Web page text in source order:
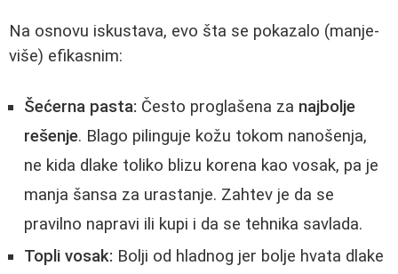
Na osnovu iskustava, evo šta se pokazalo (manje-
više) efikasnim:
Šećerna pasta: Često proglašena za najbolje
rešenje. Blago pilinguje kožu tokom nanošenja,
ne kida dlake toliko blizu korena kao vosak, pa je
manja šansa za urastanje. Zahtev je da se
pravilno napravi ili kupi i da se tehnika savlada.
Topli vosak: Bolji od hladnog jer bolje hvata dlake